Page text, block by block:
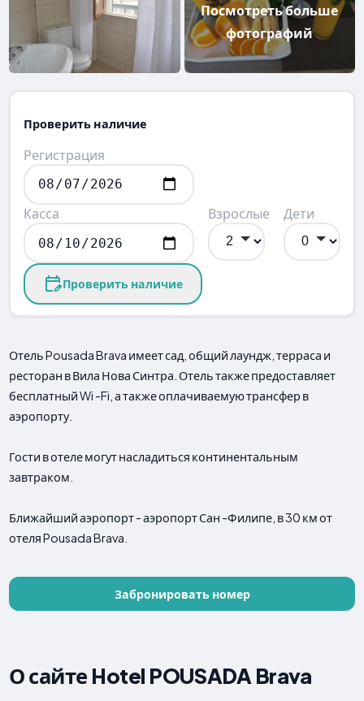
Посмотреть больше
фотографий
Проверить наличие
Регистрация
Касса Взрослые Дети
Проверить наличие
Отель Pousada Brava имеет сад, общий лаундж, терраса и
ресторан в Вила Нова Синтра. Отель также предоставляет
бесплатный Wi -Fi, а также оплачиваемую трансфер в
аэропорту.
Гости в отеле могут насладиться континентальным
завтраком.
Ближайший аэропорт - аэропорт Сан -Филипе, в 30 км от
отеля Pousada Brava.
Забронировать номер
О сайте Hotel POUSADA Brava